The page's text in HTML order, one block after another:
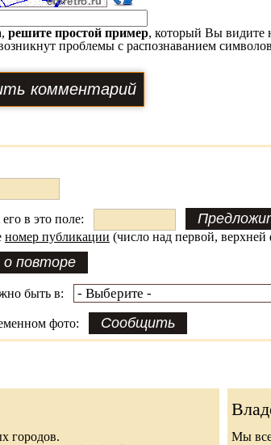
решите простой пример, который Вы видите
проблемы с распознаванием
в это поле:
номер публикации (число над первой,
быть в:
фото:
городов.
Мы